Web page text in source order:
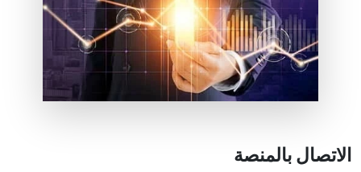
الاتصال بالمنصة